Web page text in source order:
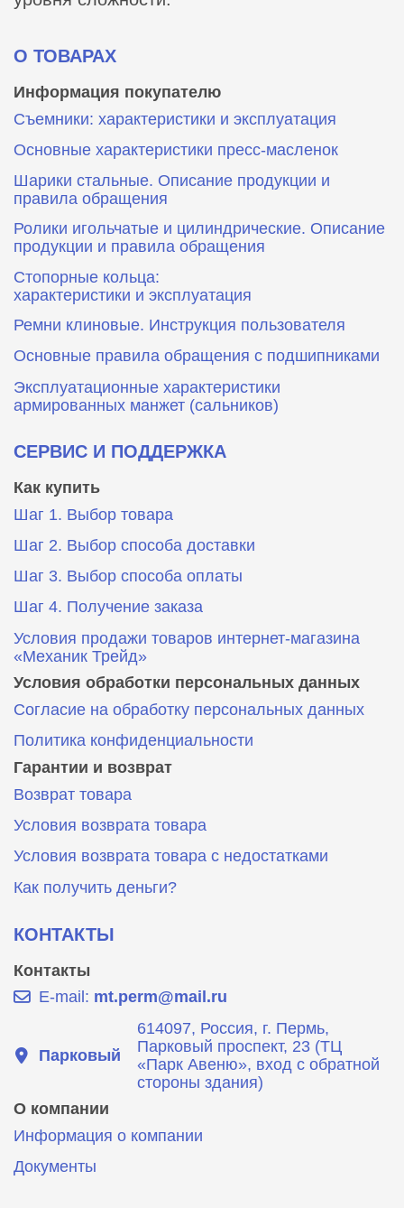
О ТОВАРАХ
Информация покупателю
Съемники: характеристики и эксплуатация
Основные характеристики пресс‑масленок
Шарики стальные. Описание продукции и
правила обращения
Ролики игольчатые и цилиндрические. Описание
продукции и правила обращения
Стопорные кольца:
характеристики и эксплуатация
Ремни клиновые. Инструкция пользователя
Основные правила обращения с подшипниками
Эксплуатационные характеристики
армированных манжет (сальников)
СЕРВИС И ПОДДЕРЖКА
Как купить
Шаг 1. Выбор товара
Шаг 2. Выбор способа доставки
Шаг 3. Выбор способа оплаты
Шаг 4. Получение заказа
Условия продажи товаров интернет-магазина
«Механик Трейд»
Условия обработки персональных данных
Согласие на обработку персональных данных
Политика конфиденциальности
Гарантии и возврат
Возврат товара
Условия возврата товара
Условия возврата товара с недостатками
Как получить деньги?
КОНТАКТЫ
Контакты
E-mail: mt.perm@mail.ru
Парковый
614097, Россия, г. Пермь,
Парковый проспект, 23 (ТЦ
«Парк Авеню», вход с обратной
стороны здания)
О компании
Информация о компании
Документы